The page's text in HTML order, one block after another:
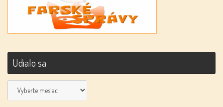
Udialo sa
Udialo
sa